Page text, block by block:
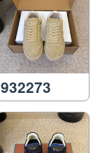
932273